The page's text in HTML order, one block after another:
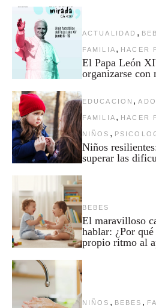
ACTUALIDAD ,
FAMILIA , HACER
El Papa León
organizarse con
EDUCACION ,
FAMILIA , HACER
NIÑOS ,
Niños
superar las
BEBES
El maravilloso
hablar: ¿Por
propio ritmo al
NIÑOS , BEBES ,